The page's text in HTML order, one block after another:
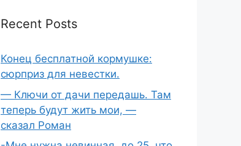
Recent Posts
Конец бесплатной кормушке:
сюрприз для невестки.
— Ключи от дачи передашь. Там
теперь будут жить мои, —
сказал Роман